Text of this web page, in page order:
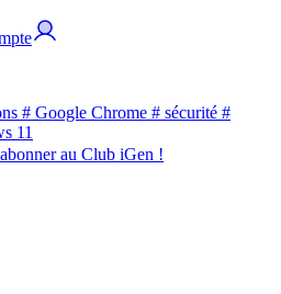
# Google Chrome # sécurité #
11
au Club iGen !